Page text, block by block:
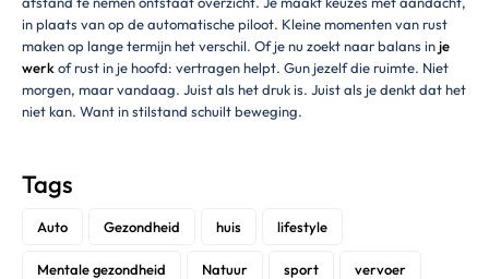
in plaats van op de automatische piloot. Kleine momenten van rust
maken op lange termijn het verschil. Of je nu zoekt naar balans in je
werk of rust in je hoofd: vertragen helpt. Gun jezelf die ruimte. Niet
morgen, maar vandaag. Juist als het druk is. Juist als je denkt dat het
niet kan. Want in stilstand schuilt beweging.
Tags
Auto Gezondheid huis lifestyle
Mentale gezondheid Natuur sport vervoer